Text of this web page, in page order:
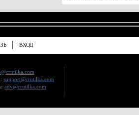
ВХОД
support@crutilka.com
adv@crutilka.com